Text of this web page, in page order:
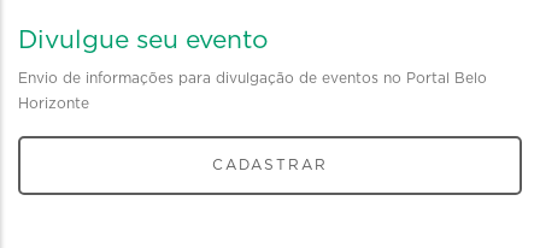
Divulgue seu evento
Envio de informações para divulgação de eventos no Portal Belo
Horizonte
CADASTRAR